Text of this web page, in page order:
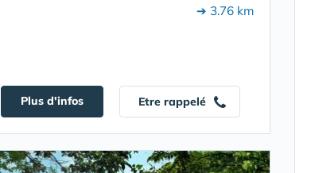
➔ 3.76 km
Plus d'infos Etre rappelé